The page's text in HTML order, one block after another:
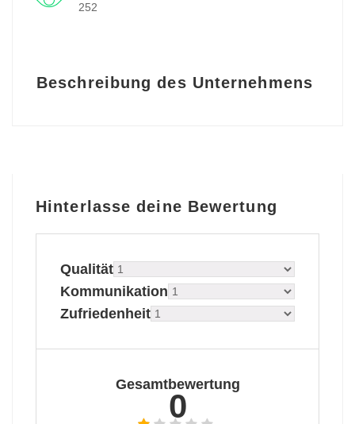
252
Beschreibung des Unternehmens
Hinterlasse deine Bewertung
Qualität
Kommunikation
Zufriedenheit
Gesamtbewertung
0